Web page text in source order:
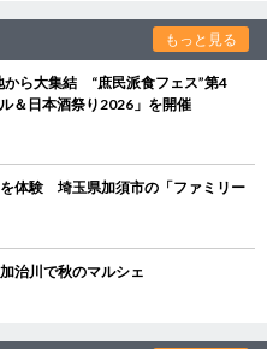
もっと見る
から大集結 “庶民派食フェス”第4
＆日本酒祭り2026」を開催
体験 埼玉県加須市の「ファミリー
治川で秋のマルシェ